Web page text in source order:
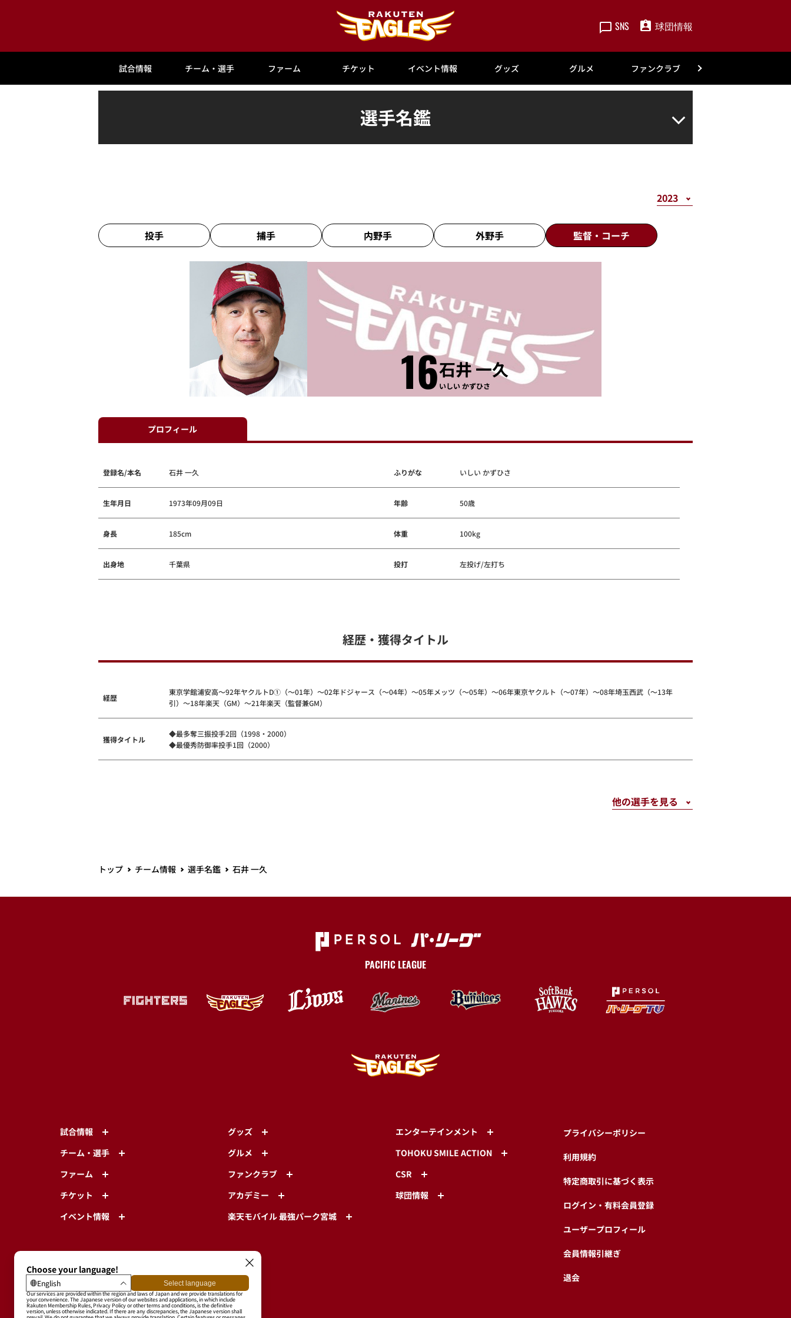
SNS 球団情報
試合情報 チーム・選手 ファーム チケット イベント情報 グッズ グルメ ファンクラブ
選手名鑑
投手 捕手 内野手 外野手 監督・ コーチ
16石井 一久
いしい かずひさ
プロフィール
登録名/本名 石井 一久 ふりがな いしい かずひさ
生年月日 1973年09月09日 年齢 50歳
身長 185cm 体重 100kg
出身地 千葉県 投打 左投げ/左打ち
経歴・獲得タイトル
経歴
東京学館浦安高～92年ヤクルトD①（～01年）～02年ドジャース（～04年）～05年メッツ（～05年）～06年東京ヤクルト（～07年）～08年埼玉西武（～13年
引）～18年楽天（GM）～21年楽天（監督兼GM）
獲得タイトル
◆最多奪三振投手2回（1998・2000）
◆最優秀防御率投手1回（2000）
トップ チーム情報 選手名鑑 石井 一久
PACIFIC LEAGUE
試合情報
チーム・選手
ファーム
チケット
イベント情報
グッズ
グルメ
ファンクラブ
アカデミー
楽天モバイル 最強パーク宮城
エンターテインメント
TOHOKU SMILE ACTION
CSR
球団情報
プライバシーポリシー
利用規約
特定商取引に基づく表示
ログイン・有料会員登録
ユーザープロフィール
会員情報引継ぎ
退会